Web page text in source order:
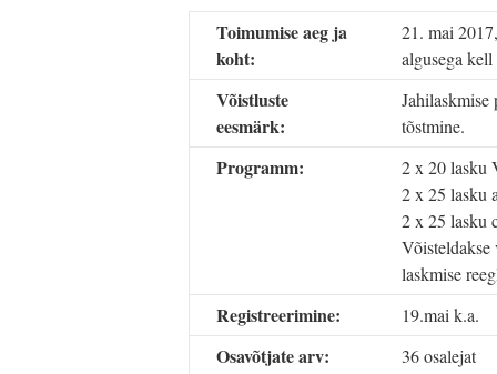
Toimumise aeg ja
koht:
21. mai
algusega
Võistluste
eesmärk:
Jahilaskmise
tõstmine.
Programm:
2 x 20 lasku
2 x 25 lasku
2 x 25 lasku
laskmise
Registreerimine: 19.mai k.a.
Osavõtjate arv: 36 osalejat